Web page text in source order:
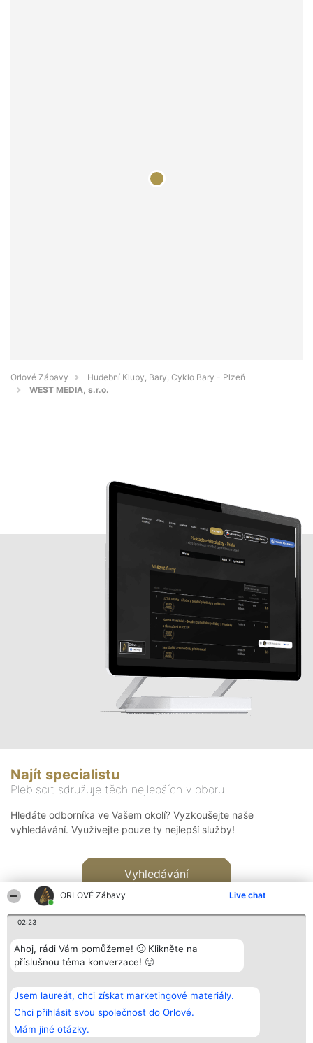
ORLOVÉ Zábavy Live chat
02:23
Ahoj, rádi Vám pomůžeme! 🙂 Klikněte na
příslušnou téma konverzace! 🙂
Jsem laureát, chci získat marketingové materiály.
Chci přihlásit svou společnost do Orlové.
Mám jiné otázky.
Orlové Zábavy
Hudební Kluby, Bary, Cyklo Bary - Plzeň
WEST MEDIA, s.r.o.
Najít specialistu
Plebiscit sdružuje těch nejlepších v oboru
Hledáte odborníka ve Vašem okolí? Vyzkoušejte naše
vyhledávání. Využívejte pouze ty nejlepší služby!
Vyhledávání
Bright Side Solutions sp. z o.
o. sp. k.
ul. Ruska 22
Wrocław 50-079
KRS 0000749100 | Regon
381313360 | NIP 8943132676
Vítězové
Seznam všech
laureátů
Zásady
Zásady
Kontakt